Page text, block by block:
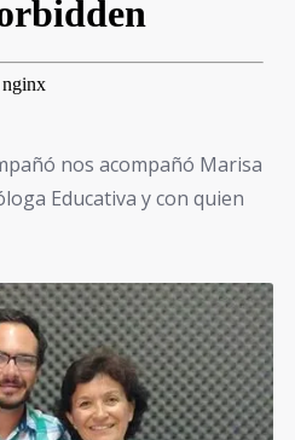
nos acompañó Marisa
Educativa y con quien